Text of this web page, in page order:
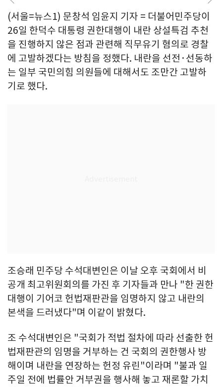
(서울=뉴스1) 문창석 임윤지 기자 = 더불어민주당이
26일 한덕수 대통령 권한대행이 내란 상설특검 추천
을 진행하지 않은 점과 관련해 직무유기 혐의로 경찰
에 고발하겠다는 방침을 정했다. 내란을 선전·선동하
는 일부 국민의힘 의원들에 대해서도 조만간 고발하
기로 했다.
조승래 민주당 수석대변인은 이날 오후 국회에서 비
공개 최고위원회의를 가진 후 기자들과 만나 "한 권한
대행이 기어코 헌법재판관을 임명하지 않고 내란의
본색을 드러냈다"며 이같이 밝혔다.
조 수석대변인은 "국회가 적법 절차에 따라 선출한 헌
법재판관의 임명을 거부하는 건 국회의 권한행사 방
해이며 내란을 연장하는 헌정 유린"이라며 "불과 일
주일 전에 법률안 거부권을 행사해 놓고 재론할 가치